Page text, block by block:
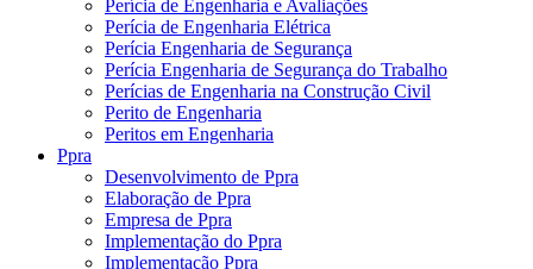
Perícia de Engenharia e Avaliações
Perícia de Engenharia Elétrica
Perícia Engenharia de Segurança
Perícia Engenharia de Segurança do Trabalho
Perícias de Engenharia na Construção Civil
Perito de Engenharia
Peritos em Engenharia
Ppra
Desenvolvimento de Ppra
Elaboração de Ppra
Empresa de Ppra
Implementação do Ppra
Implementação Ppra